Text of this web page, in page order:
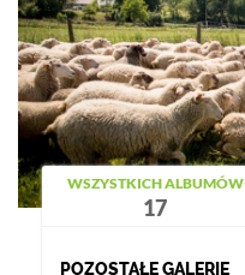
WSZYSTKICH ALBUMÓW
17
POZOSTAŁE GALERIE